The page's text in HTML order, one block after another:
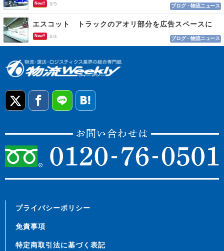
New!! 8/5 ブログ・物流ニュース
エスコット トラックのアオリ部分を広告スペースに
New!! 8/4 ブログ・物流ニュース
プライバシーポリシー
免責事項
特定商取引法に基づく表記